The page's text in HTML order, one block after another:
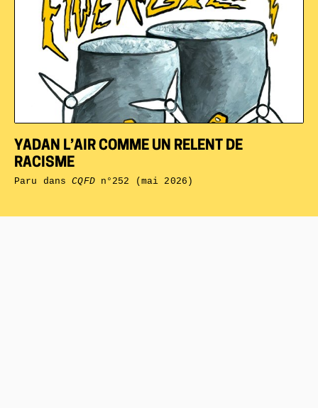
YADAN L’AIR COMME UN RELENT DE
RACISME
Paru dansCQFDn°252 (mai 2026)